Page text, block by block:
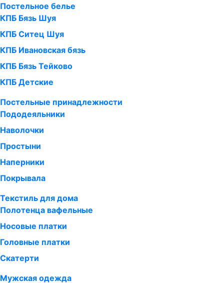
Постельное белье
КПБ Бязь Шуя
КПБ Ситец Шуя
КПБ Ивановская бязь
КПБ Бязь Тейково
КПБ Детские
Постельные принадлежности
Пододеяльники
Наволочки
Простыни
Наперники
Покрывала
Текстиль для дома
Полотенца вафельные
Носовые платки
Головные платки
Скатерти
Мужская одежда